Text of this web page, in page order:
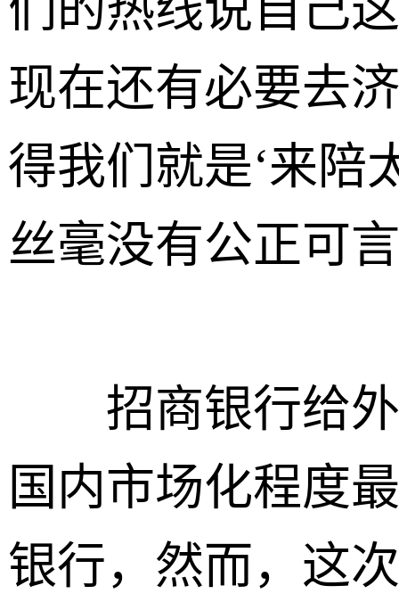
现在还有必要去
得我们就是‘来陪
丝毫没有公正可
招商银行给外
国内市场化程度
银行，然而，这